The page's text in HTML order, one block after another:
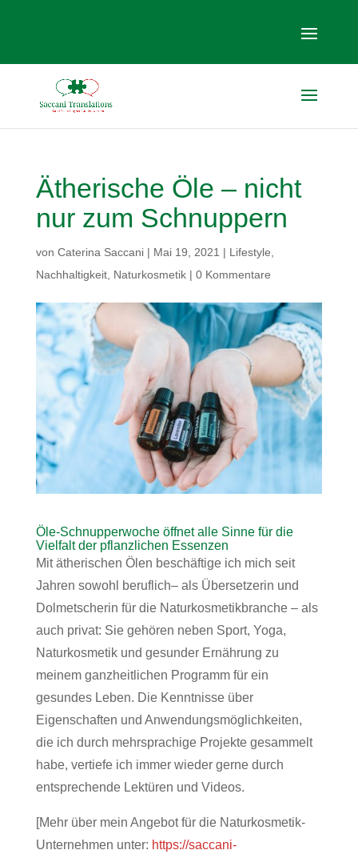
Ätherische Öle – nicht
nur zum Schnuppern
von Caterina Saccani| Mai 19, 2021 | Lifestyle
Nachhaltigkeit, Naturkosmetik| 0 Kommentare
Öle-Schnupperwoche öffnet alle Sinne für die
Vielfalt der pflanzlichen Essenzen
Mit ätherischen Ölen beschäftige ich mich seit
Jahren sowohl beruflich– als Übersetzerin und
Dolmetscherin für die Naturkosmetikbranche – als
auch privat: Sie gehören neben Sport, Yoga,
Naturkosmetik und gesunder Ernährung zu
meinem ganzheitlichen Programm für ein
gesundes Leben. Die Kenntnisse über
Eigenschaften und Anwendungsmöglichkeiten,
die ich durch mehrsprachige Projekte gesammelt
habe, vertiefe ich immer wieder gerne durch
entsprechende Lektüren und Videos.
[Mehr über mein Angebot für die Naturkosmetik-
Unternehmen unter: https://saccani-